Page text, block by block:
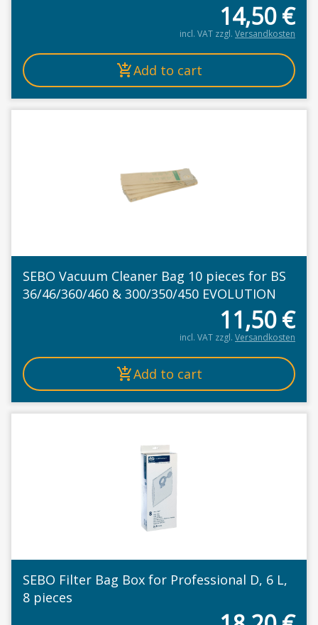
14,50€
incl. VAT zzgl. Versandkosten
Add to cart
SEBO Vacuum Cleaner Bag 10 pieces for BS
36/46/360/460 & 300/350/450 EVOLUTION
11,50€
incl. VAT zzgl. Versandkosten
Add to cart
SEBO Filter Bag Box for Professional D, 6 L,
8 pieces